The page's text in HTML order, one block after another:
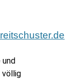
und
völlig